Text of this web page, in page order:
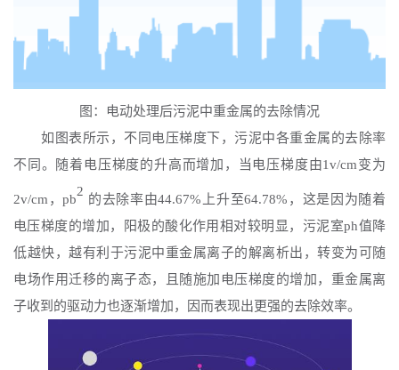
图：电动处理后污泥中重金属的去除情况
如图表所示，不同电压梯度下，污泥中各重金属的去除率
不同。随着电压梯度的升高而增加，当电压梯度由1v/cm变为
2v/cm，pb
2
的去除率由44.67%上升至64.78%，这是因为随着
电压梯度的增加，阳极的酸化作用相对较明显，污泥室ph值降
低越快，越有利于污泥中重金属离子的解离析出，转变为可随
电场作用迁移的离子态，且随施加电压梯度的增加，重金属离
子收到的驱动力也逐渐增加，因而表现出更强的去除效率。